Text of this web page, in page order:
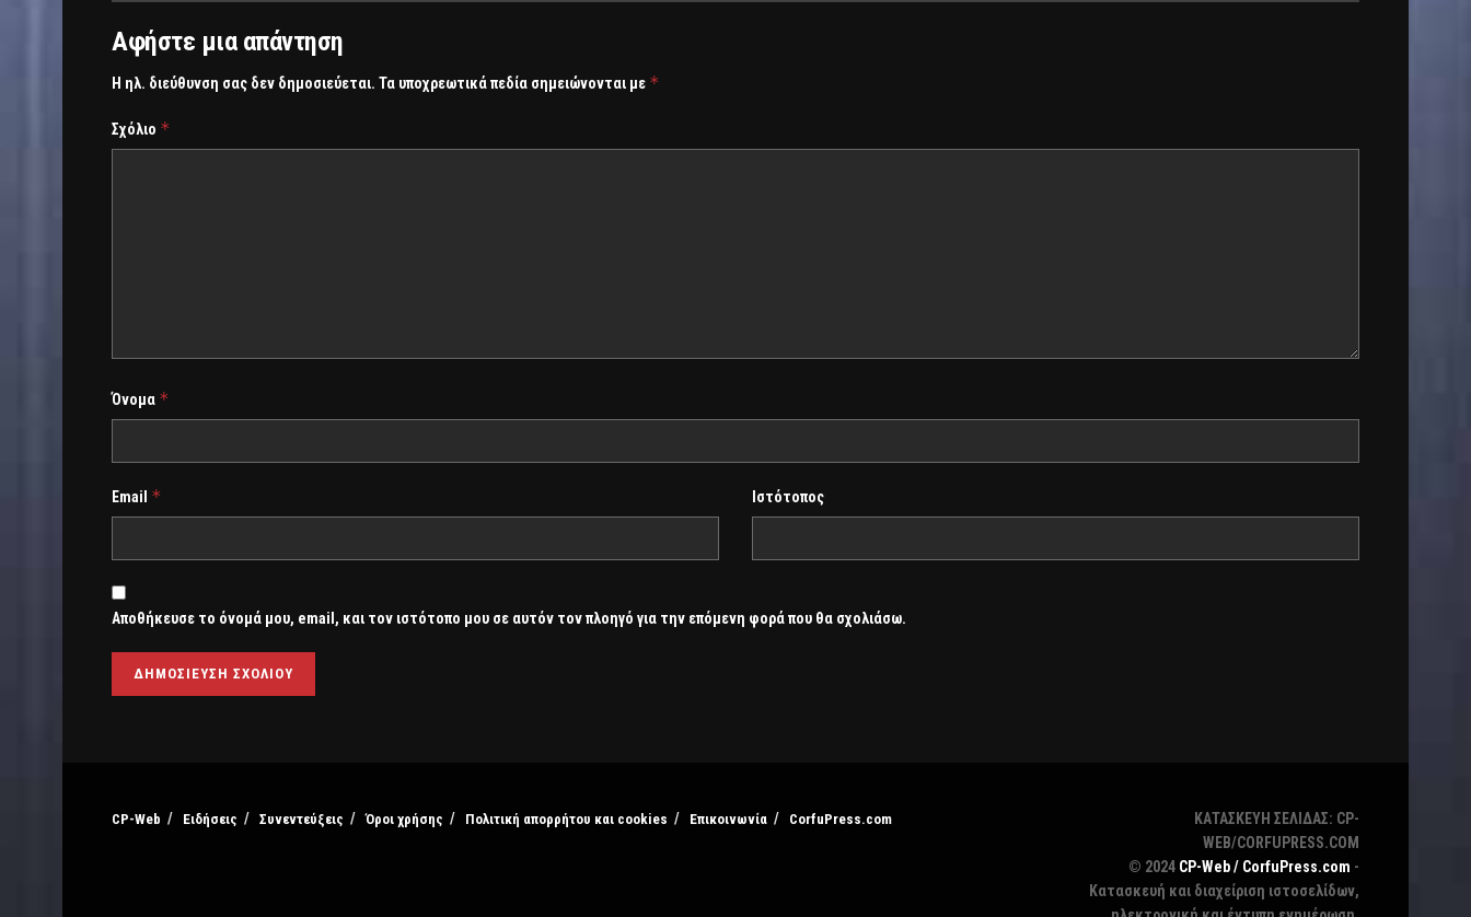
Αφήστε μια απάντηση
Η ηλ. διεύθυνση σας δεν δημοσιεύεται. Τα υποχρεωτικά πεδία σημειώνονται με *
Σχόλιο *
Όνομα *
Email * Ιστότοπος
Αποθήκευσε το όνομά μου, email, και τον ιστότοπο μου σε αυτόν τον πλοηγό για την επόμενη φορά που θα σχολιάσω.
CP-Web Ειδήσεις Συνεντεύξεις Όροι χρήσης Πολιτική απορρήτου και cookies Επικοινωνία CorfuPress.com
ΚΑΤΑΣΚΕΥΗ ΣΕΛΙΔΑΣ: CP-
WEB/CORFUPRESS.COM
© 2024 CP-Web / CorfuPress.com -
Κατασκευή και διαχείριση ιστοσελίδων,